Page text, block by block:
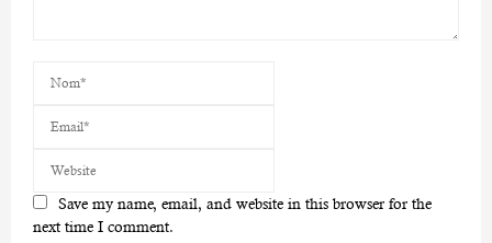
Save my name, email, and website in this browser for the
next time I comment.